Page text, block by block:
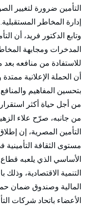
التأمين ضرورة لتغيير
إدارة المخاطر المستقبلية.
وتابع الدكتور فريد، أن
المدخرات ومجابهة
للاستفادة من منافعه
أن الحملة الإعلانية
بتحسين المفاهيم
من أجل حياة أكثر
من جانبه، صرّح علاء
التأمين المصرية، إن
مستوى الثقافة
الأساسي الذي يلعبه
التنمية الاقتصادية، وذلك
المالية وصندوق ضمان
الأعضاء باتحاد شركات